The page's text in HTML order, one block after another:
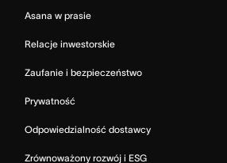
Asana w prasie
Relacje inwestorskie
Zaufanie i bezpieczeństwo
Prywatność
Odpowiedzialność dostawcy
Zrównoważony rozwój i ESG